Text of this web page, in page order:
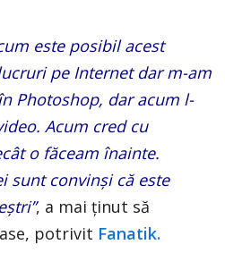
este posibil acest
pe Internet dar m-am
Photoshop, dar acum l-
Acum cred cu
o făceam înainte.
sunt convinși că este
, a mai ținut să
potrivit Fanatik.